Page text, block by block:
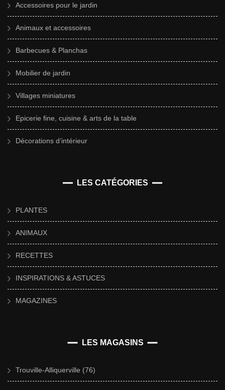
Accessoires pour le jardin
Animaux et accessoires
Barbecues & Planchas
Mobilier de jardin
Villages miniatures
Epicerie fine, cuisine & arts de la table
Décorations d’intérieur
LES CATÉGORIES
PLANTES
ANIMAUX
RECETTES
INSPIRATIONS & ASTUCES
MAGAZINES
LES MAGASINS
Trouville-Alliquerville (76)